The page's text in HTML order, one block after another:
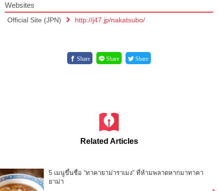
Websites
Official Site (JPN) http://j47.jp/nakatsubo/
Share Share Share
Related Articles
5 เมนูขึ้นชื่อ “ทาคายาม่าราเมง” ที่ห้ามพลาดหากมาทาคา
ยาม่า